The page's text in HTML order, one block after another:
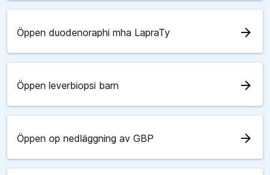
Öppen duodenoraphi mha LapraTy arrow_forward
Öppen leverbiopsi barn arrow_forward
Öppen op nedläggning av GBP arrow_forward